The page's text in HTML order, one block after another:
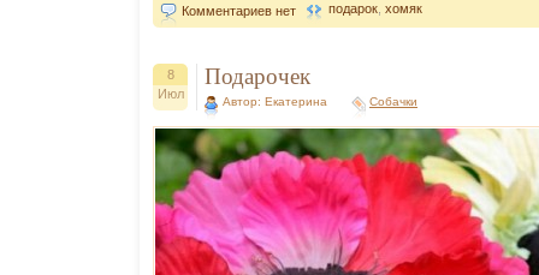
Комментариев нет подарок хомяк
8
Июл
Подарочек
Автор: Екатерина Собачки